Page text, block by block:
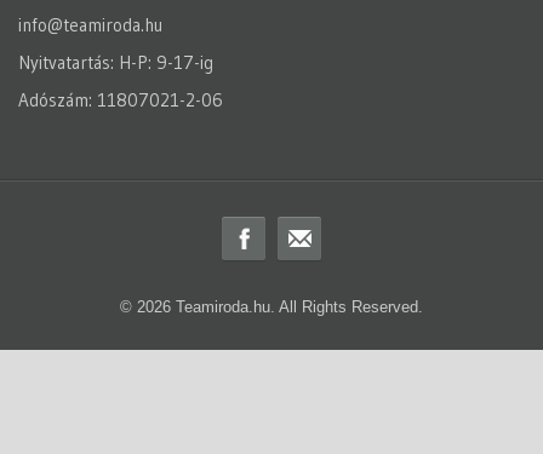
info@teamiroda.hu
Nyitvatartás: H-P: 9-17-ig
Adószám: 11807021-2-06
© 2026 Teamiroda.hu. All Rights Reserved.